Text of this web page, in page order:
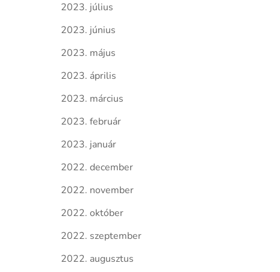
2023. július
2023. június
2023. május
2023. április
2023. március
2023. február
2023. január
2022. december
2022. november
2022. október
2022. szeptember
2022. augusztus